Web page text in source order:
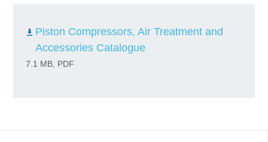
Piston Compressors, Air Treatment and
Accessories Catalogue
7.1 MB, PDF